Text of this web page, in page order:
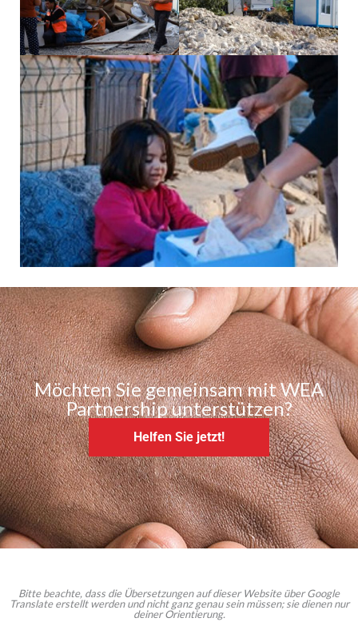
Möchten Sie gemeinsam mit WEA
Partnership unterstützen?
Helfen Sie jetzt!
Bitte beachte, dass die Übersetzungen auf dieser Website über Google
Translate erstellt werden und nicht ganz genau sein müssen; sie dienen nur
deiner Orientierung.